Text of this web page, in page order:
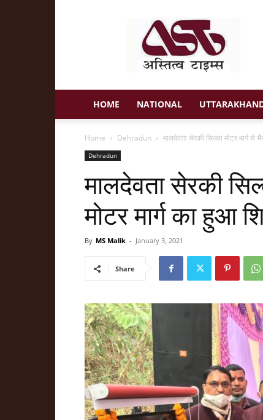
Astitva
Times
HOME NATIONAL
Home Dehradun मालदेवता सेरकी सिल्ला मोटर मार्ग से
Dehradun
मालदेवता सेरकी
मोटर मार्ग का हुआ
By MS Malik - January 3, 2021
Share